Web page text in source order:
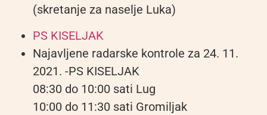
(skretanje za naselje Luka)
PS KISELJAK
Najavljene radarske kontrole za 24. 11.
2021. -PS KISELJAK
08:30 do 10:00 sati Lug
10:00 do 11:30 sati Gromiljak